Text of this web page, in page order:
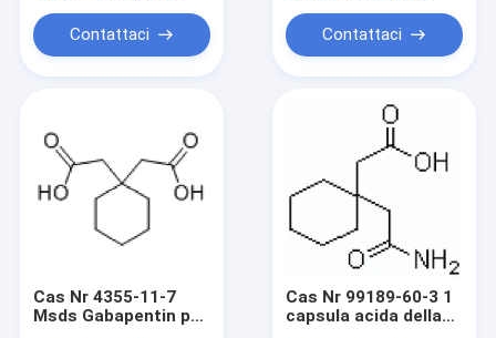
Video
Chi siamo
Contattaci Contattaci
Cas Nr 4355-11-7
Msds Gabapentin per
Cas Nr 99189-60-3 1
capsula acida della